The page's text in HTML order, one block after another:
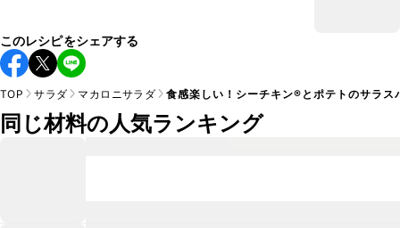
このレシピをシェアする
TOP サラダ マカロニサラダ 食感楽しい！シーチキン®︎とポテトのサラス
同じ材料の人気ランキング